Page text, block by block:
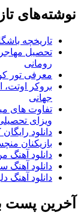
تازه
باشگاه رئال
مهاجرت و
تور کوبا و
اوتت، انتخابی
های میان نحوه
تحصیلی کانادا
رایگان کتاب
منچستر
آهنگ من مسم از
آهنگ سیاه سفید
آهنگ دلیل زنده
پست